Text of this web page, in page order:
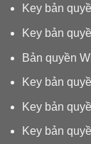
Key bản
Key bản
Bản quyền
Key bản
Key bản
Key bản